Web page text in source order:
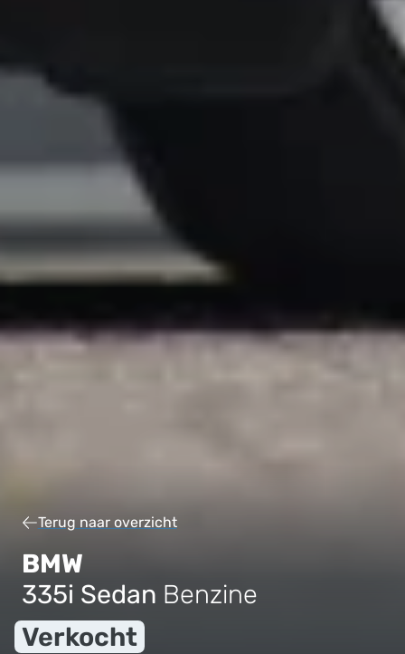
Terug naar overzicht
BMW
335i Sedan Benzine
Verkocht